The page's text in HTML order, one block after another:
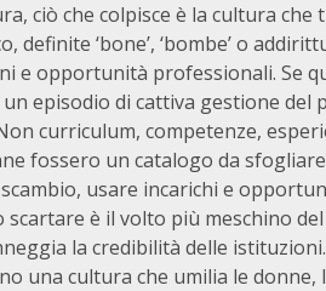
ciò che colpisce è la cultura che
‘bone’, ‘bombe’ o
e opportunità professionali. Se
episodio di cattiva gestione del
curriculum, competenze,
fossero un catalogo da
usare incarichi e
è il volto più meschino del
la credibilità delle
una cultura che umilia le donne,